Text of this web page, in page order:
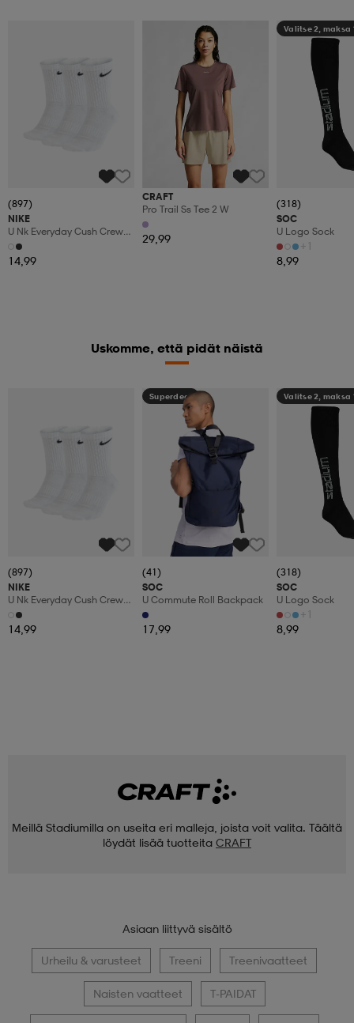
(897)
NIKE
U Nk Everyday Cush Crew
3pr
14,99
CRAFT
Pro Trail Ss Tee 2 W
29,99
Valitse 2, maksa
(318)
SOC
U Logo Sock
+1
8,99
Uskomme, että pidät näistä
(897)
NIKE
U Nk Everyday Cush Crew
3pr
14,99
Superdeal
(41)
SOC
U Commute Roll Backpack
17,99
Valitse 2, maksa
(318)
SOC
U Logo Sock
+1
8,99
Meillä Stadiumilla on useita eri malleja, joista voit valita. Täältä
löydät lisää tuotteita CRAFT
Asiaan liittyvä sisältö
Urheilu & varusteet Treeni Treenivaatteet
Naisten vaatteet T-PAIDAT